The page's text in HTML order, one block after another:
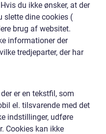
du ikke ønsker, at der
slette dine cookies (
brug af websitet.
informationer der
tredjeparter, der har
er en tekstfil, som
el. tilsvarende med det
indstillinger, udføre
Cookies kan ikke